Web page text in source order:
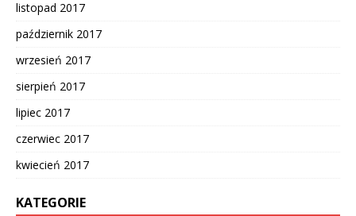
listopad 2017
październik 2017
wrzesień 2017
sierpień 2017
lipiec 2017
czerwiec 2017
kwiecień 2017
KATEGORIE